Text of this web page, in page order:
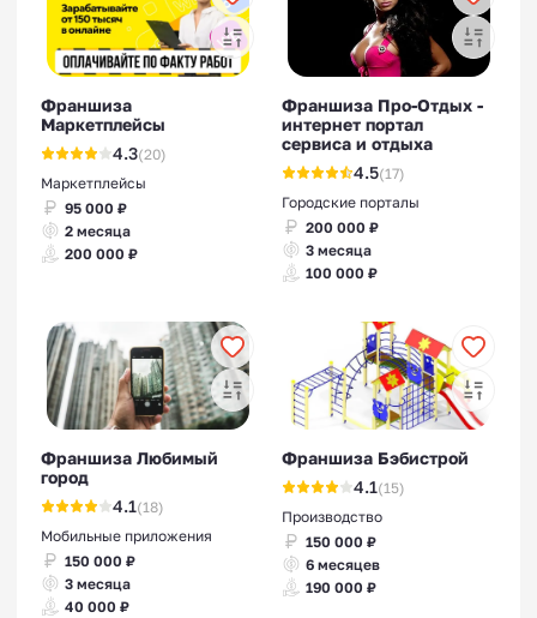
Франшиза
Маркетплейсы
4.3(20)
Маркетплейсы
95 000 ₽
2 месяца
200 000 ₽
Франшиза Про-Отдых -
интернет портал
сервиса и отдыха
4.5(17)
Городские порталы
200 000 ₽
3 месяца
100 000 ₽
Франшиза Любимый
город
4.1(18)
Мобильные приложения
150 000 ₽
3 месяца
40 000 ₽
Франшиза Бэбистрой
4.1(15)
Производство
150 000 ₽
6 месяцев
190 000 ₽